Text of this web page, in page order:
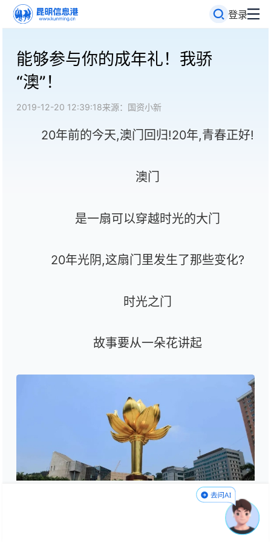
登录
能够参与你的成年礼！我骄
“澳”！
2019-12-20 12:39:18来源：国资小新
20年前的今天,澳门回归!20年,青春正好!
澳门
是一扇可以穿越时光的大门
20年光阴,这扇门里发生了那些变化?
时光之门
故事要从一朵花讲起